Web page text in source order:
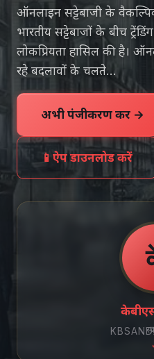
ऑनलाइन सट्टेबाजी के
भारतीय सट्टेबाजों के बीच
लोकप्रियता हासिल की है।
रहे बदलावों के चलते...
अभी पंजीकरण करें →
📱 ऐप डाउनलोड करें